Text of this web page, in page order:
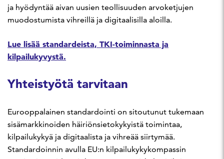
ja hyödyntää aivan uusien teollisuuden arvoketjujen
muodostumista vihreillä ja digitaalisilla aloilla.
Lue lisää standardeista, TKI-toiminnasta ja
kilpailukyvystä.
Yhteistyötä tarvitaan
Eurooppalainen standardointi on sitoutunut tukemaan
sisämarkkinoiden häiriönsietokykyistä toimintaa,
kilpailukykyä ja digitaalista ja vihreää siirtymää.
Standardoinnin avulla EU:n kilpailukykykompassin